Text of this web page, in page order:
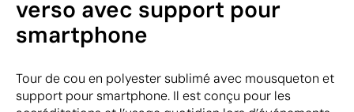
verso avec support pour
smartphone
Tour de cou en polyester sublimé avec mousqueton et
support pour smartphone. Il est conçu pour les